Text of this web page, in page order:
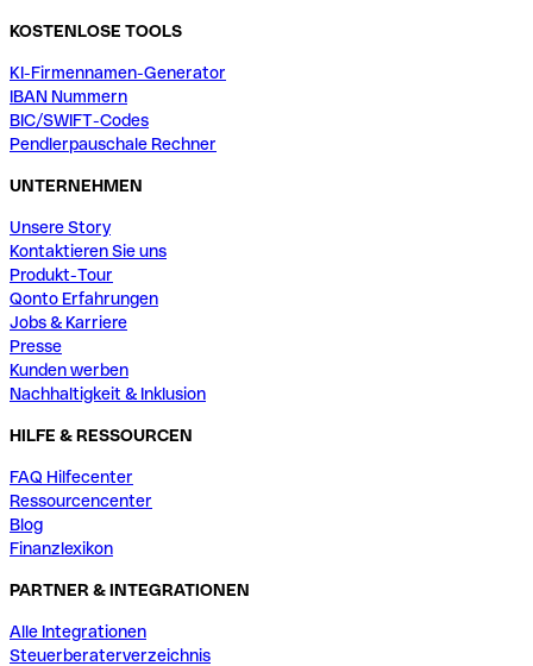
KOSTENLOSE TOOLS
KI-Firmennamen-Generator
IBAN Nummern
BIC/SWIFT-Codes
Pendlerpauschale Rechner
UNTERNEHMEN
Unsere Story
Kontaktieren Sie uns
Produkt-Tour
Qonto Erfahrungen
Jobs & Karriere
Presse
Kunden werben
Nachhaltigkeit & Inklusion
HILFE & RESSOURCEN
FAQ Hilfecenter
Ressourcencenter
Blog
Finanzlexikon
PARTNER & INTEGRATIONEN
Alle Integrationen
Steuerberaterverzeichnis